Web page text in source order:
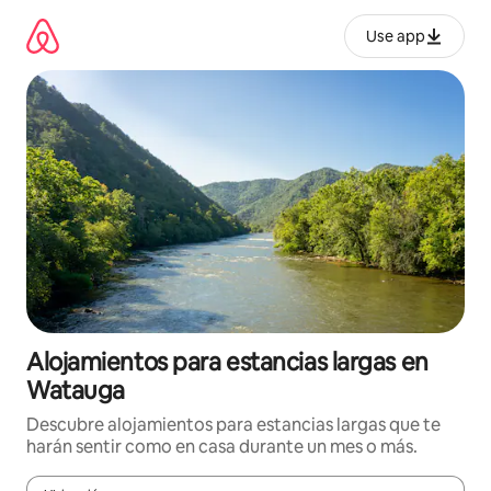
contenido
Use app
Alojamientos para estancias largas en
Watauga
Descubre alojamientos para estancias largas que te
harán sentir como en casa durante un mes o más.